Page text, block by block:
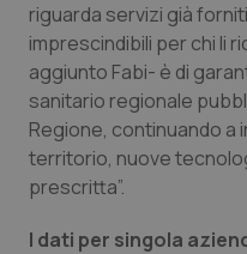
Quotidiano
Quotidiano
Rene &
Salute orale &
riguarda servizi già
imprescindibili per chi li
aggiunto Fabi- è di
sanitario regionale
Regione, continuando a
territorio, nuove
prescritta”.
I dati per singola